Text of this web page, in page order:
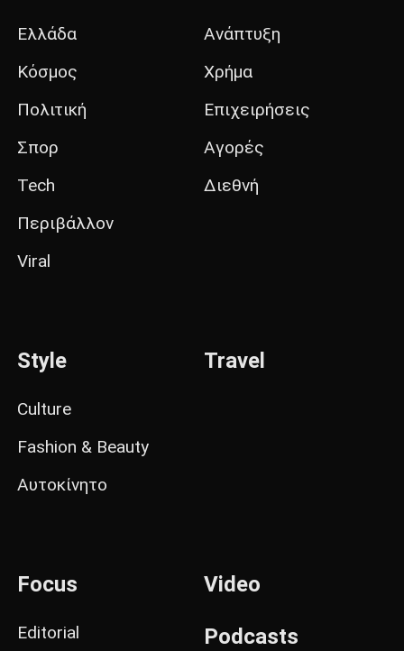
Ελλάδα
Κόσμος
Πολιτική
Σπορ
Tech
Περιβάλλον
Viral
Ανάπτυξη
Χρήμα
Επιχειρήσεις
Αγορές
Διεθνή
Style
Culture
Fashion & Beauty
Αυτοκίνητο
Travel
Focus
Editorial
Video
Podcasts